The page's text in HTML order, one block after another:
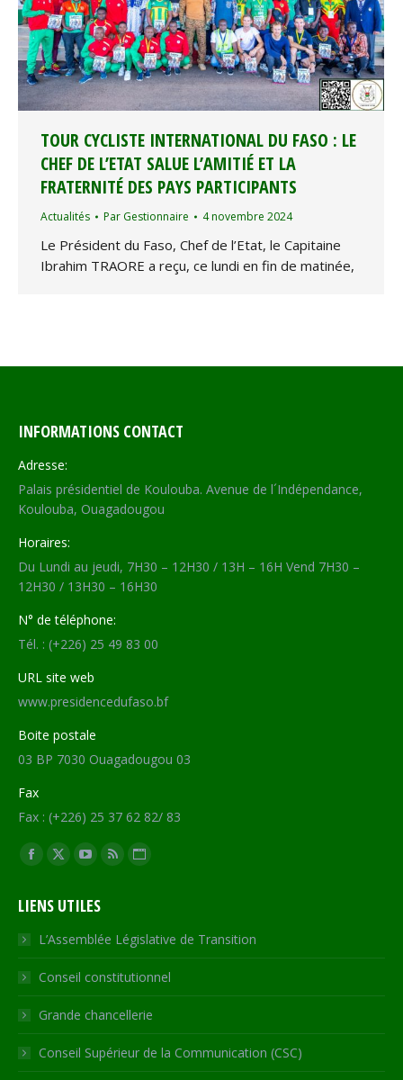
TOUR CYCLISTE INTERNATIONAL DU FASO : LE
CHEF DE L’ETAT SALUE L’AMITIÉ ET LA
FRATERNITÉ DES PAYS PARTICIPANTS
Actualités Par Gestionnaire 4 novembre 2024
Le Président du Faso, Chef de l’Etat, le Capitaine
Ibrahim TRAORE a reçu, ce lundi en fin de matinée,
INFORMATIONS CONTACT
Adresse:
Palais présidentiel de Koulouba. Avenue de l´Indépendance,
Koulouba, Ouagadougou
Horaires:
Du Lundi au jeudi, 7H30 – 12H30 / 13H – 16H Vend 7H30 –
12H30 / 13H30 – 16H30
N° de téléphone:
Tél. : (+226) 25 49 83 00
URL site web
www.presidencedufaso.bf
Boite postale
03 BP 7030 Ouagadougou 03
Fax
Fax : (+226) 25 37 62 82/ 83
Trouvez nous sur :
Facebook
opens
in
new
window
X
opens
in
new
window
YouTube
opens
in
new
window
RSS
in
new
window
Site
opens
in
new
LIENS UTILES
L’Assemblée Législative de Transition
Conseil constitutionnel
Grande chancellerie
Conseil Supérieur de la Communication (CSC)